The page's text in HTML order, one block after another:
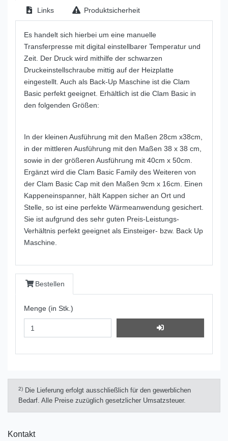
Links Produktsicherheit
Es handelt sich hierbei um eine manuelle
Transferpresse mit digital einstellbarer Temperatur und
Zeit. Der Druck wird mithilfe der schwarzen
Druckeinstellschraube mittig auf der Heizplatte
eingestellt. Auch als Back-Up Maschine ist die Clam
Basic perfekt geeignet. Erhältlich ist die Clam Basic in
den folgenden Größen:
In der kleinen Ausführung mit den Maßen 28cm x38cm,
in der mittleren Ausführung mit den Maßen 38 x 38 cm,
sowie in der größeren Ausführung mit 40cm x 50cm.
Ergänzt wird die Clam Basic Family des Weiteren von
der Clam Basic Cap mit den Maßen 9cm x 16cm. Einen
Kappeneinspanner, hält Kappen sicher an Ort und
Stelle, so ist eine perfekte Wärmeanwendung gesichert.
Sie ist aufgrund des sehr guten Preis-Leistungs-
Verhältnis perfekt geeignet als Einsteiger- bzw. Back Up
Maschine.
Bestellen
Menge (in Stk.)
2) Die Lieferung erfolgt ausschließlich für den gewerblichen
Bedarf. Alle Preise zuzüglich gesetzlicher Umsatzsteuer.
Kontakt